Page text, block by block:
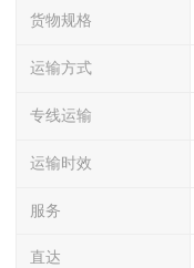
货物规格
运输方式
专线运输
运输时效
服务
直达